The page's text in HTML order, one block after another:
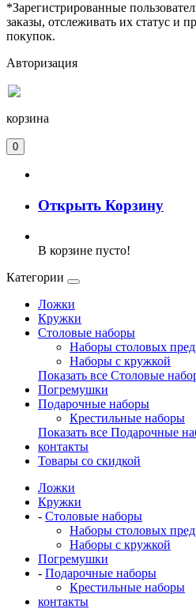
*Зарегистрированные
заказы, отслеживать их статус и
покупок.
Авторизация
корзина
0
Открыть Корзину
В корзине пусто!
Категории
Ложки
Кружки
Столовые наборы
Наборы столовых
Наборы с кружкой
Показать все Столовые
Погремушки
Подарочные наборы
Крестильные наборы
Показать все Подарочные
контакты
Товары со скидкой
Ложки
Кружки
- Столовые наборы
Наборы столовых
Наборы с кружкой
Погремушки
- Подарочные наборы
Крестильные наборы
контакты